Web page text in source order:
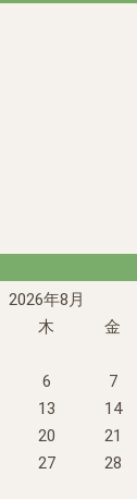
2026年8月
木 金
6 7
13 14
20 21
27 28